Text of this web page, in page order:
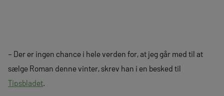
– Der er ingen chance i hele verden for, at jeg går med til at
sælge Roman denne vinter, skrev han i en besked til
Tipsbladet.